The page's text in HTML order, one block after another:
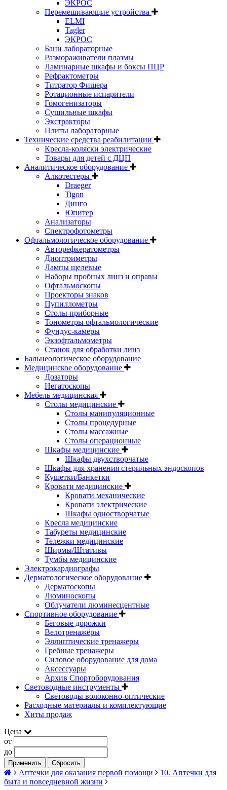
ЭКРОС
Перемешивающие устройства
ELMI
Tagler
ЭКРОС
Бани лабораторные
Размораживатели плазмы
Ламинарные шкафы и боксы ПЦР
Рефрактометры
Титратор Фишера
Ротационные испарители
Гомогенизаторы
Сушильные шкафы
Экстракторы
Плиты лабораторные
Технические средства реабилитации
Кресла-коляски электрические
Товары для детей с ДЦП
Аналитическое оборудование
Алкотестеры
Draeger
Tigon
Динго
Юпитер
Анализаторы
Спектрофотометры
Офтальмологическое оборудование
Авторефкератометры
Диоптриметры
Лампы щелевые
Наборы пробных линз и оправы
Офтальмоскопы
Проекторы знаков
Пупиллометры
Столы приборные
Тонометры офтальмологические
Фундус-камеры
Экзофтальмометры
Станок для обработки линз
Бальнеологическое оборудование
Медицинское оборудование
Дозаторы
Негатоскопы
Мебель медицинская
Столы медицинские
Столы манипуляционные
Столы процедурные
Столы массажные
Столы операционные
Шкафы медицинские
Шкафы двухстворчатые
Шкафы для хранения стерильных эндоскопов
Кушетки/Банкетки
Кровати медицинские
Кровати механические
Кровати электрические
Шкафы одностворчатые
Кресла медицинские
Табуреты медицинские
Тележки медицинские
Ширмы/Штативы
Тумбы медицинские
Электрокардиографы
Дерматологическое оборудование
Дерматоскопы
Люминоскопы
Облучатели люминесцентные
Спортивное оборудование
Беговые дорожки
Велотренажёры
Эллиптические тренажеры
Гребные тренажеры
Силовое оборудование для дома
Аксессуары
Архив Спортоборудования
Световодные инструменты
Световоды волоконно-оптические
Расходные материалы и комплектующие
Хиты продаж
Цена
от
до
Применить Сбросить
Аптечки для оказания первой помощи
10. Аптечки для
быта и повседневной жизни